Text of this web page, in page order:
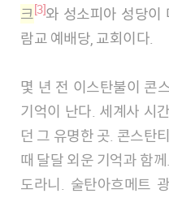
크[3]와 성소피아 성당이
람교 예배당, 교회이다.
몇 년 전 이스탄불이 콘
기억이 난다. 세계사 시
던 그 유명한 곳. 콘스탄
때 달달 외운 기억과 함
도라니. 술탄아흐메트